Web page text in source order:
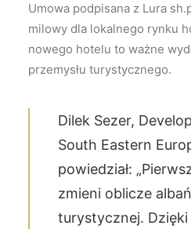
Umowa podpisana z Lura
milowy dla lokalnego rynku
nowego hotelu to ważne
przemysłu turystycznego.
Dilek Sezer,
South Eastern
powiedział:
zmieni oblicze
turystycznej.